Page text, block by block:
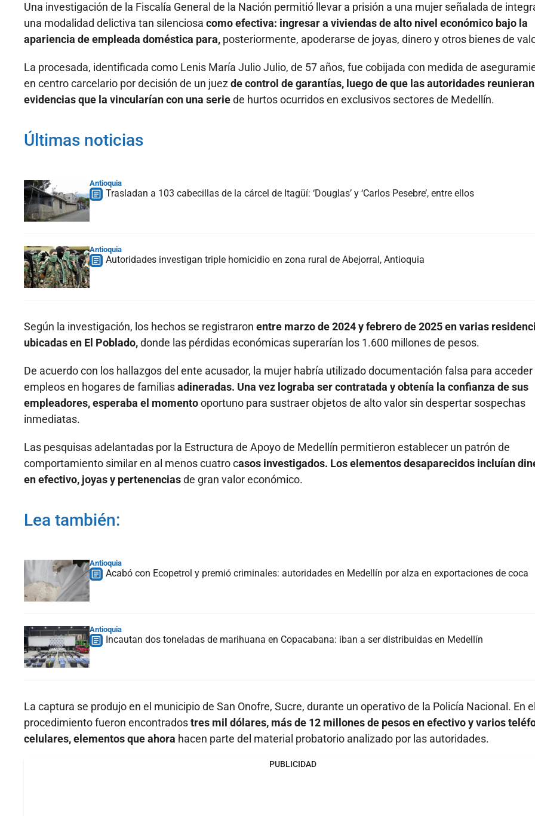
Una investigación de la Fiscalía General de la Nación permitió llevar a prisión a una mujer señalada de
una modalidad delictiva tan silenciosa como efectiva: ingresar a viviendas de alto nivel económico bajo la
apariencia de empleada doméstica para, posteriormente, apoderarse de joyas, dinero y otros bienes de
La procesada, identificada como Lenis María Julio Julio, de 57 años, fue cobijada con medida de
en centro carcelario por decisión de un juezde control de garantías, luego de que las autoridades reunieran
evidencias que la vincularían con una seriede hurtos ocurridos en exclusivos sectores de Medellín.
Últimas noticias
Antioquia
Trasladan a 103 cabecillas de la cárcel de Itagüí: ‘Douglas’ y ‘Carlos Pesebre’, entre ellos
Antioquia
Autoridades investigan triple homicidio en zona rural de Abejorral, Antioquia
Según la investigación, los hechos se registraron entre marzo de 2024 y febrero de 2025 en varias
ubicadas en El Poblado,donde las pérdidas económicas superarían los 1.600 millones de pesos.
De acuerdo con los hallazgos del ente acusador, la mujer habría utilizado documentación falsa para acceder
empleos en hogares de familiasadineradas. Una vez lograba ser contratada y obtenía la confianza de sus
empleadores, esperaba el momentooportuno para sustraer objetos de alto valor sin despertar sospechas
inmediatas.
Las pesquisas adelantadas por la Estructura de Apoyo de Medellín permitieron establecer un patrón de
comportamiento similar en al menos cuatro casos investigados. Los elementos desaparecidos incluían
en efectivo, joyas y pertenenciasde gran valor económico.
Lea también:
Antioquia
Acabó con Ecopetrol y premió criminales: autoridades en Medellín por alza en exportaciones de coca
Antioquia
Incautan dos toneladas de marihuana en Copacabana: iban a ser distribuidas en Medellín
La captura se produjo en el municipio de San Onofre, Sucre, durante un operativo de la Policía Nacional. En el
procedimiento fueron encontradostres mil dólares, más de 12 millones de pesos en efectivo y varios
celulares, elementos que ahora hacen parte del material probatorio analizado por las autoridades.
PUBLICIDAD